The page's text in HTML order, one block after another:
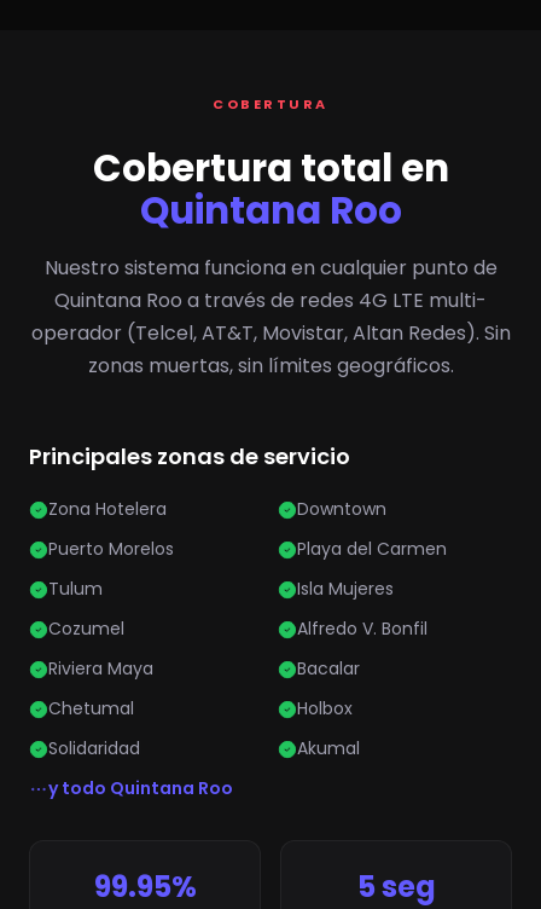
COBERTURA
Cobertura total en
Quintana Roo
Nuestro sistema funciona en cualquier punto de
Quintana Roo a través de redes 4G LTE multi-
operador (Telcel, AT&T, Movistar, Altan Redes). Sin
zonas muertas, sin límites geográficos.
Principales zonas de servicio
Zona Hotelera
Downtown
Puerto Morelos
Playa del Carmen
Tulum
Isla Mujeres
Cozumel
Alfredo V. Bonfil
Riviera Maya
Bacalar
Chetumal
Holbox
Solidaridad
Akumal
y todo Quintana Roo
99.95% 5 seg